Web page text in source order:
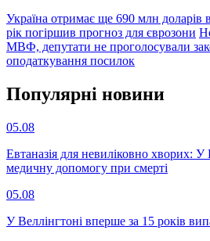
Україна отримає ще 690 млн
рік погіршив прогноз для єврозони
МВФ, депутати не проголосували
оподаткування посилок
Популярнi новини
05.08
Евтаназія для невиліковно хворих:
медичну допомогу при смерті
05.08
У Веллінгтоні вперше за 15 років